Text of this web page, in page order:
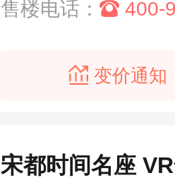
售楼电话：
400-
变价通知
宋都时间名座